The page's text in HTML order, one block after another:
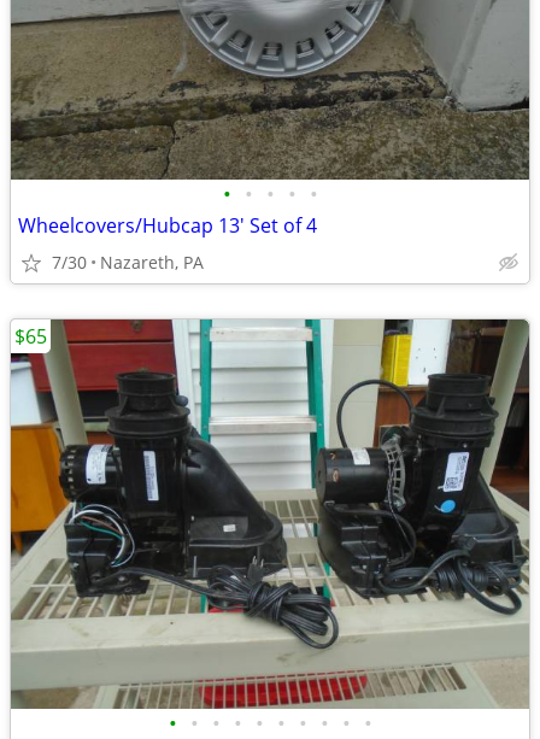
• • • • •
Wheelcovers/Hubcap 13' Set of 4
7/30 Nazareth, PA
• • • • • • • • • •
$65